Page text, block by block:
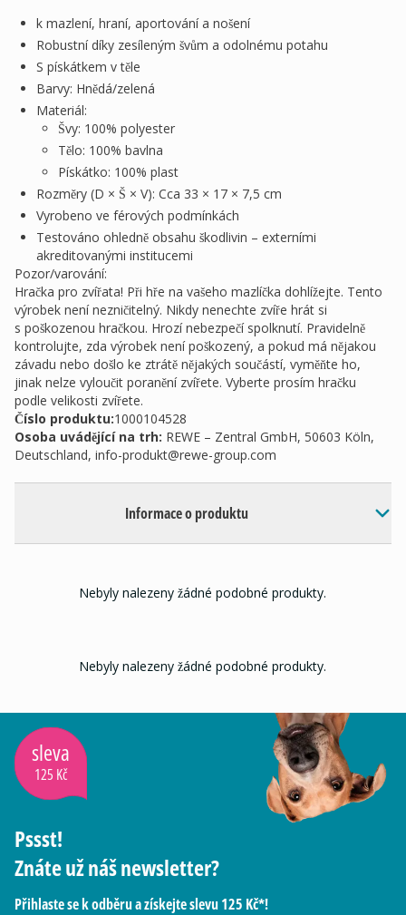
k mazlení, hraní, aportování a nošení
Robustní díky zesíleným švům a odolnému potahu
S pískátkem v těle
Barvy: Hnědá/zelená
Materiál:
Švy: 100% polyester
Tělo: 100% bavlna
Pískátko: 100% plast
Rozměry (D × Š × V): Cca 33 × 17 × 7,5 cm
Vyrobeno ve férových podmínkách
Testováno ohledně obsahu škodlivin – externími
akreditovanými institucemi
Pozor/varování:
Hračka pro zvířata! Při hře na vašeho mazlíčka dohlížejte. Tento
výrobek není nezničitelný. Nikdy nenechte zvíře hrát si
s poškozenou hračkou. Hrozí nebezpečí spolknutí. Pravidelně
kontrolujte, zda výrobek není poškozený, a pokud má nějakou
závadu nebo došlo ke ztrátě nějakých součástí, vyměňte ho,
jinak nelze vyloučit poranění zvířete. Vyberte prosím hračku
podle velikosti zvířete.
Číslo produktu:1000104528
Osoba uvádějící na trh: REWE – Zentral GmbH, 50603 Köln,
Deutschland, info-produkt@rewe-group.com
Informace o produktu
Nebyly nalezeny žádné podobné produkty.
Nebyly nalezeny žádné podobné produkty.
sleva
125 Kč
Pssst!
Znáte už náš newsletter?
Přihlaste se k odběru a získejte slevu 125 Kč*!